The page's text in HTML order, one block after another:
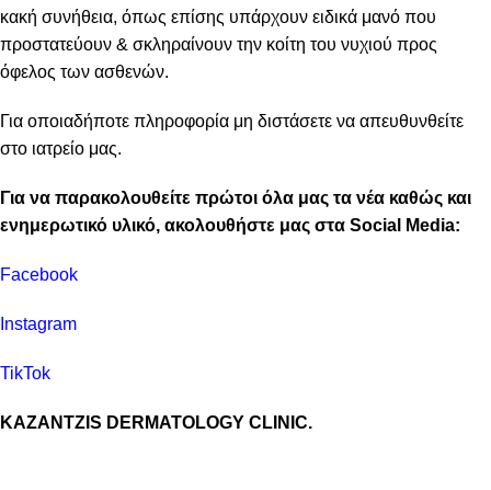
κακή συνήθεια, όπως επίσης υπάρχουν ειδικά μανό που
προστατεύουν & σκληραίνουν την κοίτη του νυχιού προς
όφελος των ασθενών.
Για οποιαδήποτε πληροφορία μη διστάσετε να απευθυνθείτε
στο ιατρείο μας.
Για να παρακολουθείτε πρώτοι όλα μας τα νέα καθώς και
ενημερωτικό υλικό, ακολουθήστε μας στα Social Media:
Facebook
Instagram
TikTok
KAZANTZIS DERMATOLOGY CLINIC.